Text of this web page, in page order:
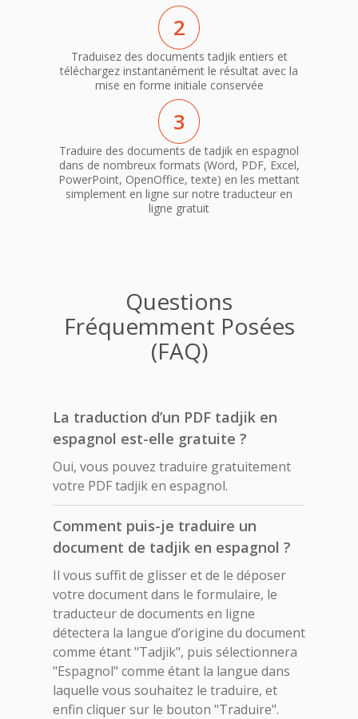
2
Traduisez des documents tadjik entiers et
téléchargez instantanément le résultat avec la
mise en forme initiale conservée
3
Traduire des documents de tadjik en espagnol
dans de nombreux formats (Word, PDF, Excel,
PowerPoint, OpenOffice, texte) en les mettant
simplement en ligne sur notre traducteur en
ligne gratuit
Questions
Fréquemment Posées
(FAQ)
La traduction d’un PDF tadjik en
espagnol est-elle gratuite ?
Oui, vous pouvez traduire gratuitement
votre PDF tadjik en espagnol.
Comment puis-je traduire un
document de tadjik en espagnol ?
Il vous suffit de glisser et de le déposer
votre document dans le formulaire, le
traducteur de documents en ligne
détectera la langue d’origine du document
comme étant "Tadjik", puis sélectionnera
"Espagnol" comme étant la langue dans
laquelle vous souhaitez le traduire, et
enfin cliquer sur le bouton "Traduire".